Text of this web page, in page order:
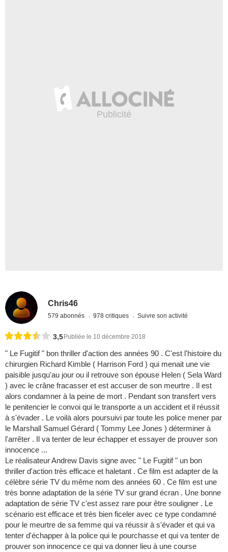
Chris46
579 abonnés 978 critiques Suivre son activité
3,5 Publiée le 10 décembre 2018
" Le Fugitif " bon thriller d'action des années 90 . C'est l'histoire du
chirurgien Richard Kimble ( Harrison Ford ) qui menait une vie
paisible jusqu'au jour ou il retrouve son épouse Helen ( Sela Ward
) avec le crâne fracasser et est accuser de son meurtre . Il est
alors condamner à la peine de mort . Pendant son transfert vers
le penitencier le convoi qui le transporte a un accident et il réussit
à s'évader . Le voilà alors poursuivi par toute les police mener par
le Marshall Samuel Gérard ( Tommy Lee Jones ) déterminer à
l'arrêter . Il va tenter de leur échapper et essayer de prouver son
innocence ...
Le réalisateur Andrew Davis signe avec " Le Fugitif " un bon
thriller d'action très efficace et haletant . Ce film est adapter de la
célèbre série TV du même nom des années 60 . Ce film est une
très bonne adaptation de la série TV sur grand écran . Une bonne
adaptation de série TV c'est assez rare pour être souligner . Le
scénario est efficace et très bien ficeler avec ce type condamné
pour le meurtre de sa femme qui va réussir à s'évader et qui va
tenter d'échapper à la police qui le pourchasse et qui va tenter de
prouver son innocence ce qui va donner lieu à une course